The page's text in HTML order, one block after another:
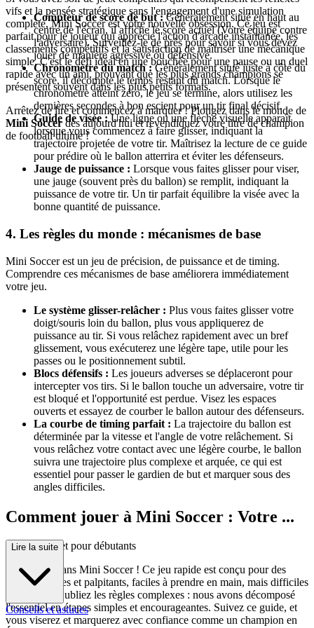
vifs et la pensée stratégique sans l'engagement d'une simulation
complète, Mini Soccer est votre nouvelle obsession. Ce jeu est
parfait pour le joueur qui apprécie l'action d'arcade instantanée, les
classements compétitifs et la satisfaction de maîtriser une mécanique
simple. C'est le défi idéal en une bouchée pour une pause ou un duel
rapide avec un ami, prouvant que les plus grands champions se
présentent souvent dans les plus petits formats.
Arrêtez de lire et commencez à marquer ! Plongez dans le monde de
Mini Soccer dès aujourd'hui et revendiquez votre titre de champion
de football ultime !
Compteur de score de but :Généralement situé en haut au
centre de l'écran, il affiche le score actuel (Votre équipe contre
l'adversaire). Surveillez-le de près pour savoir si vous devez
jouer de manière agressive ou défensive.
Chronomètre du match :Généralement situé juste à côté du
score, il décompte le temps restant du match. Lorsque le
chronomètre atteint zéro, le jeu se termine, alors utilisez les
dernières secondes à bon escient pour un tir final décisif.
Guide de visée :Une ligne ou une flèche visuelle apparaît
lorsque vous commencez à faire glisser, indiquant la
trajectoire projetée de votre tir. Maîtrisez la lecture de ce guide
pour prédire où le ballon atterrira et éviter les défenseurs.
Jauge de puissance : Lorsque vous faites glisser pour viser,
une jauge (souvent près du ballon) se remplit, indiquant la
puissance de votre tir. Un tir parfait équilibre la visée avec la
bonne quantité de puissance.
4. Les règles du monde : mécanismes de base
Mini Soccer est un jeu de précision, de puissance et de timing.
Comprendre ces mécanismes de base améliorera immédiatement
votre jeu.
Le système glisser-relâcher : Plus vous faites glisser votre
doigt/souris loin du ballon, plus vous appliquerez de
puissance au tir. Si vous relâchez rapidement avec un bref
glissement, vous exécuterez une légère tape, utile pour les
passes ou le positionnement subtil.
Blocs défensifs : Les joueurs adverses se déplaceront pour
intercepter vos tirs. Si le ballon touche un adversaire, votre tir
est bloqué et l'opportunité est perdue. Visez les espaces
ouverts et essayez de courber le ballon autour des défenseurs.
La courbe de timing parfait : La trajectoire du ballon est
déterminée par la vitesse et l'angle de votre relâchement. Si
vous relâchez votre contact avec une légère courbe, le ballon
suivra une trajectoire plus complexe et arquée, ce qui est
essentiel pour passer le gardien de but et marquer sous des
angles difficiles.
Comment jouer à Mini Soccer : Votre ...
guide complet pour débutants
Bienvenue dans Mini Soccer ! Ce jeu rapide est conçu pour des
matchs rapides et palpitants, faciles à prendre en main, mais difficiles
à maîtriser. Oubliez les règles complexes : nous avons décomposé
l'essentiel en étapes simples et encourageantes. Suivez ce guide, et
vous viserez et marquerez avec confiance comme un champion en
Lire la suite
Conseils et astuces